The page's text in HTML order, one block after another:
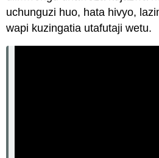
uchunguzi huo, hata hivyo,
wapi kuzingatia utafutaji wetu.